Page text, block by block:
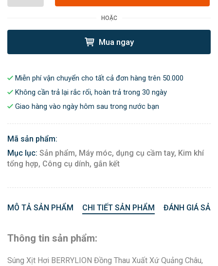
HOẶC
Mua ngay
Miễn phí vận chuyển cho tất cả đơn hàng trên 50.000
Không cần trả lại rắc rối, hoàn trả trong 30 ngày
Giao hàng vào ngày hôm sau trong nước bạn
Mã sản phẩm:
Mục lục: Sản phẩm, Máy móc, dụng cụ cầm tay, Kim khí
tổng hợp, Công cụ dính, gắn kết
MÔ TẢ SẢN PHẨM CHI TIẾT SẢN PHẨM ĐÁNH GIÁ
Thông tin sản phẩm:
Súng Xịt Hơi BERRYLION Đồng Thau Xuất Xứ Quảng Châu,